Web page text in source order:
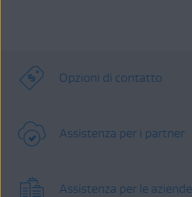
Opzioni di contatto
Assistenza per i partner
Assistenza per le aziende